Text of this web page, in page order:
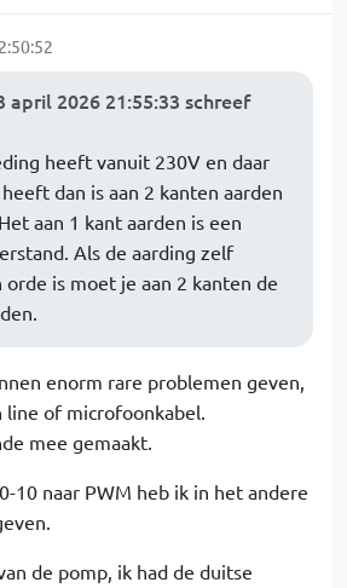
april 2026 21:55:33 schreef
heeft vanuit 230V en daar
dan is aan 2 kanten aarden
aan 1 kant aarden is een
Als de aarding zelf
is moet je aan 2 kanten de
enorm rare problemen geven,
line of microfoonkabel.
mee gemaakt.
10 naar PWM heb ik in het andere
de pomp, ik had de duitse